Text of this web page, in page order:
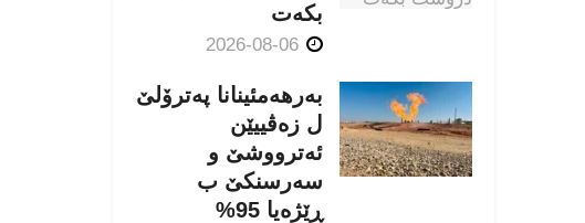
بكەت
بەرهەمئینانا په‌ترۆلێ
ل زه‌ڤییێن
ئەترووشێ و
سەرسنكێ ب
ڕێژەیا 95%